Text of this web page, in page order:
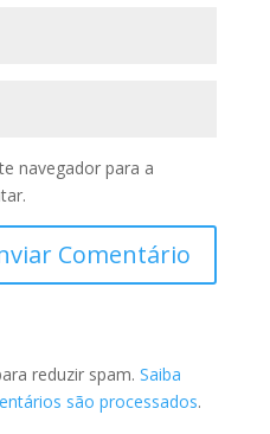
navegador para a
reduzir spam. Saiba
são processados.